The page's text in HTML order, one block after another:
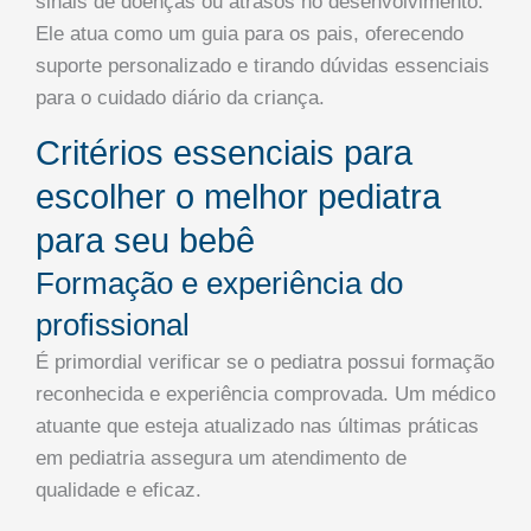
Ele atua como um guia para os pais, oferecendo
suporte personalizado e tirando dúvidas essenciais
para o cuidado diário da criança.
Critérios essenciais para
escolher o melhor pediatra
para seu bebê
Formação e experiência do
profissional
É primordial verificar se o pediatra possui formação
reconhecida e experiência comprovada. Um médico
atuante que esteja atualizado nas últimas práticas
em pediatria assegura um atendimento de
qualidade e eficaz.